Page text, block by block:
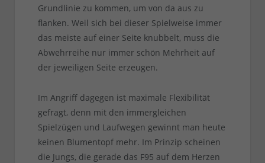
Grundlinie zu kommen, um von da aus zu
flanken. Weil sich bei dieser Spielweise immer
das meiste auf einer Seite knubbelt, muss die
Abwehrreihe nur immer schön Mehrheit auf
der jeweiligen Seite erzeugen.
Im Angriff dagegen ist maximale Flexibilität
gefragt, denn mit den immergleichen
Spielzügen und Laufwegen gewinnt man heute
keinen Blumentopf mehr. Im Prinzip scheinen
die Jungs, die gerade das F95 auf dem Herzen